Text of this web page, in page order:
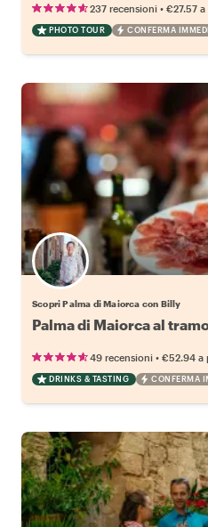
237 recensioni • €27.57 a
PHOTO TOUR CONFERMA
Scopri Palma di Maiorca con Billy
Palma di Maiorca al
49 recensioni • €52.94 a
DRINKS & TASTING CONFERMA